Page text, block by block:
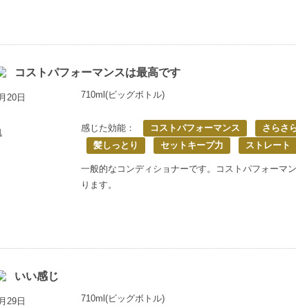
コストパフォーマンスは最高です
20日 710ml(ビッグボトル)
感じた効能： コストパフォーマンス さらさ
髪しっとり
セットキープ力 ストレート
一般的なコンディショナーです。コストパフォーマ
ります。
いい感じ
29日 710ml(ビッグボトル)